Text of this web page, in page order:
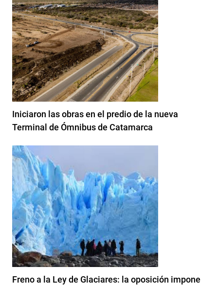
Iniciaron las obras en el predio de la nueva
Terminal de Ómnibus de Catamarca
Freno a la Ley de Glaciares: la oposición impone